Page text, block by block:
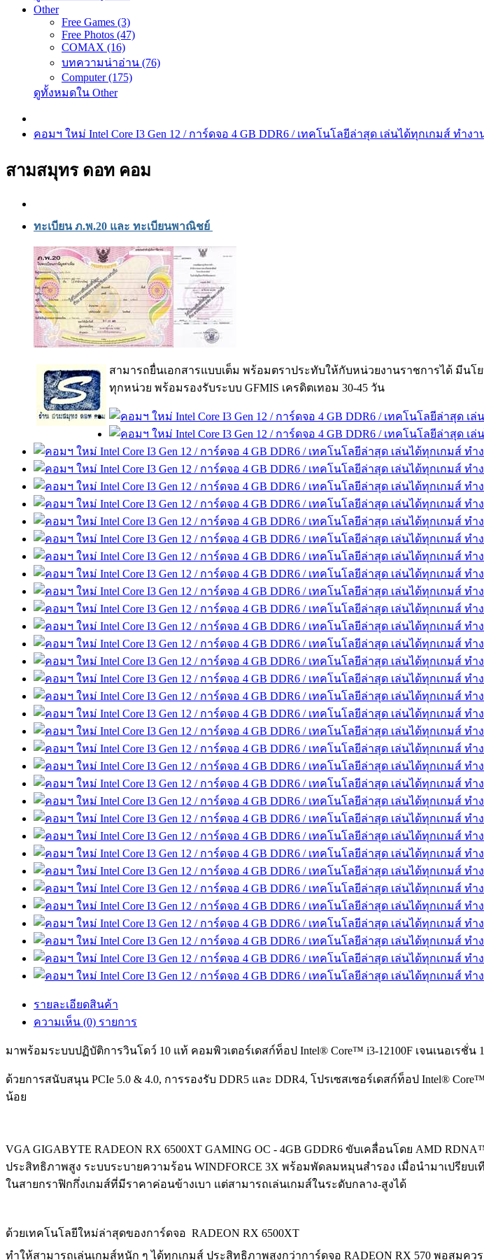
Other
Free Games (3)
Free Photos (47)
COMAX (16)
บทความน่าอ่าน (76)
Computer (175)
ดูทั้งหมดใน Other
คอมฯ ใหม่ Intel Core I3 Gen 12 / การ์ดจอ 4 GB DDR6 / เทคโนโลยีล่าสุด เล่นได้ทุกเกมส์ ทำง
สามสมุทร ดอท คอม
ทะเบียน ภ.พ.20 และ ทะเบียนพาณิชย์
สามารถยื่นเอกสารแบบเต็ม พร้อมตราประทับให้กับหน่วยงานราชการได้ มีน
ทุกหน่วย พร้อมรองรับระบบ GFMIS เครดิตเทอม 30-45 วัน
รายละเอียดสินค้า
ความเห็น (0) รายการ
มาพร้อมระบบปฏิบัติการวินโดว์ 10 แท้ คอมพิวเตอร์เดสก์ท็อป Intel® Core™ i3-12100F เจนเนอเรชั่น
ด้วยการสนับสนุน PCIe 5.0 & 4.0, การรองรับ DDR5 และ DDR4, โปรเซสเซอร์เดสก์ท็อป Intel®
น้อย
VGA GIGABYTE RADEON RX 6500XT GAMING OC - 4GB GDDR6 ขับเคลื่อนโดย AMD
ประสิทธิภาพสูง ระบบระบายความร้อน WINDFORCE 3X พร้อมพัดลมหมุนสำรอง เมื่อนำมาเปรียบ
ในสายกราฟิกกึ่งเกมส์ที่มีราคาค่อนข้างเบา แต่สามารถเล่นเกมส์ในระดับกลาง-สูงได้
ด้วยเทคโนโลยีใหม่ล่าสุดของการ์ดจอ RADEON RX 6500XT
ทำให้สามารถเล่นเกมส์หนัก ๆ ได้ทุกเกมส์ ประสิทธิภาพสูงกว่าการ์ดจอ RADEON RX 570 พอสมควร